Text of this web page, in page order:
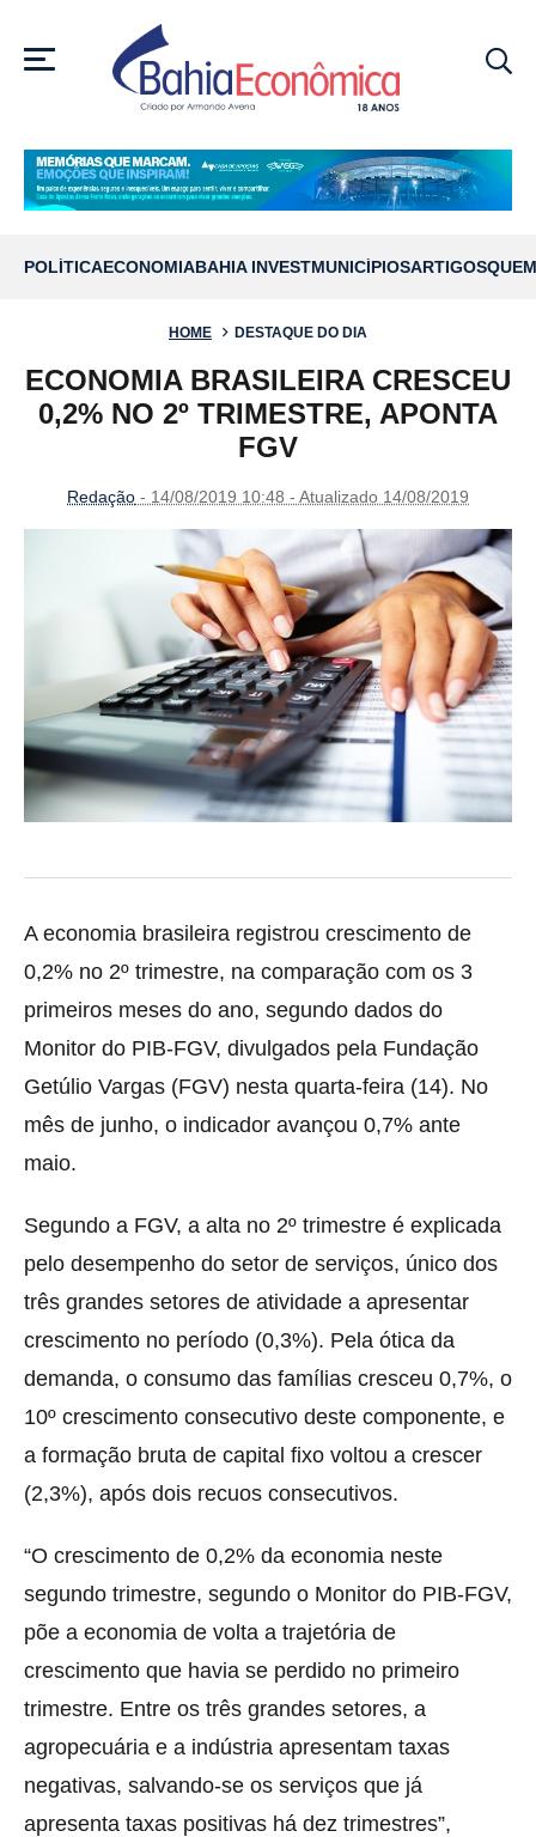
MENU
POLÍTICAECONOMIABAHIA INVESTMUNICÍPIOSARTIGOS
HOME DESTAQUE DO DIA
ECONOMIA BRASILEIRA CRESCEU
0,2% NO 2º TRIMESTRE, APONTA
FGV
Redação - 14/08/2019 10:48 - Atualizado 14/08/2019
A economia brasileira registrou crescimento de
0,2% no 2º trimestre, na comparação com os 3
primeiros meses do ano, segundo dados do
Monitor do PIB-FGV, divulgados pela Fundação
Getúlio Vargas (FGV) nesta quarta-feira (14). No
mês de junho, o indicador avançou 0,7% ante
maio.
Segundo a FGV, a alta no 2º trimestre é explicada
pelo desempenho do setor de serviços, único dos
três grandes setores de atividade a apresentar
crescimento no período (0,3%). Pela ótica da
demanda, o consumo das famílias cresceu 0,7%, o
10º crescimento consecutivo deste componente, e
a formação bruta de capital fixo voltou a crescer
(2,3%), após dois recuos consecutivos.
“O crescimento de 0,2% da economia neste
segundo trimestre, segundo o Monitor do PIB-FGV,
põe a economia de volta a trajetória de
crescimento que havia se perdido no primeiro
trimestre. Entre os três grandes setores, a
agropecuária e a indústria apresentam taxas
negativas, salvando-se os serviços que já
apresenta taxas positivas há dez trimestres”,